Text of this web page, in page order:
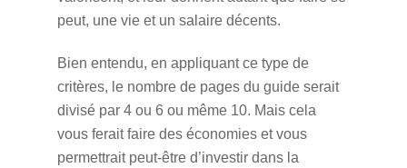
peut, une vie et un salaire décents.
Bien entendu, en appliquant ce type de
critères, le nombre de pages du guide serait
divisé par 4 ou 6 ou même 10. Mais cela
vous ferait faire des économies et vous
permettrait peut-être d’investir dans la